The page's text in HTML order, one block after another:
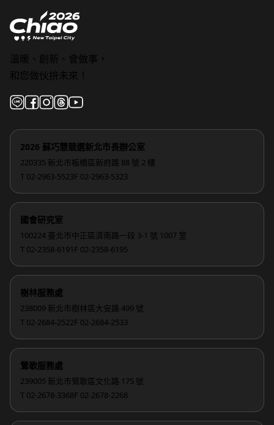
溫暖、創新、會做事，
和您做伙拚未來！
2026 蘇巧慧競選新北市長辦公室
220335 新北市板橋區新府路 88 號 2 樓
T 02-2963-5523F 02-2963-5323
國會研究室
100224 臺北市中正區濟南路一段 3-1 號 1007 室
T 02-2358-6191 F 02-2358-6195
樹林服務處
238009 新北市樹林區大安路 499 號
T 02-2684-2522F 02-2684-2533
鶯歌服務處
239005 新北市鶯歌區文化路 175 號
T 02-2678-3368F 02-2678-2268